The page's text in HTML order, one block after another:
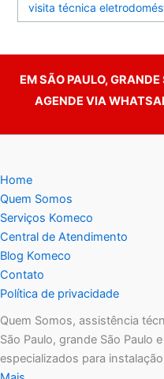
visita técnica
EM SÃO PAULO,
AGENDE VIA
Home
Quem Somos
Serviços Komeco
Central de Atendimento
Blog Komeco
Contato
Política de privacidade
Quem Somos, assistência
São Paulo, grande São Paulo
especializados para